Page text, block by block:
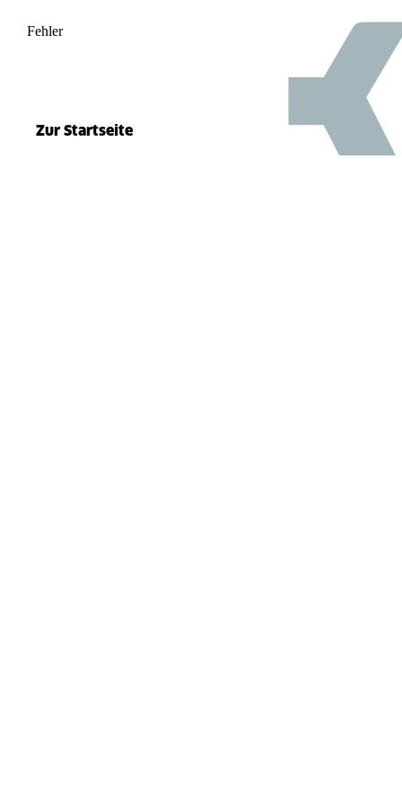
Fehler 500
Zur Startseite